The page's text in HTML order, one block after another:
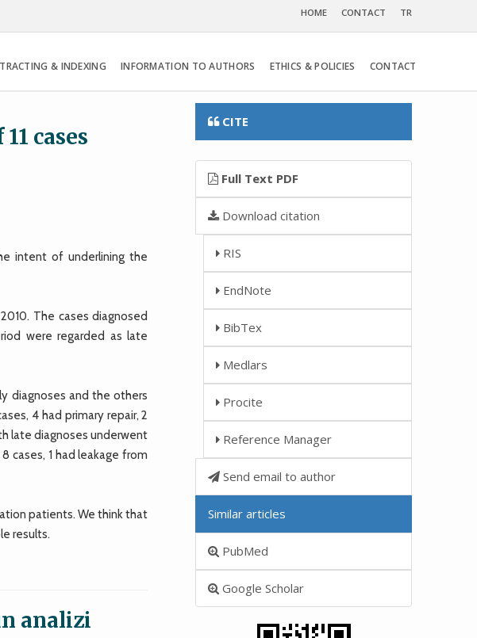
HOME CONTACT TR
& INDEXING INFORMATION TO AUTHORS ETHICS & POLICIES CONTACT
cases
intent of underlining the
The cases diagnosed
were regarded as late
diagnoses and the others
4 had primary repair, 2
late diagnoses underwent
cases, 1 had leakage from
patients. We think that
results.
analizi
CITE
Full Text PDF
Download citation
RIS
EndNote
BibTex
Medlars
Procite
Reference Manager
Send email to author
Similar articles
PubMed
Google Scholar